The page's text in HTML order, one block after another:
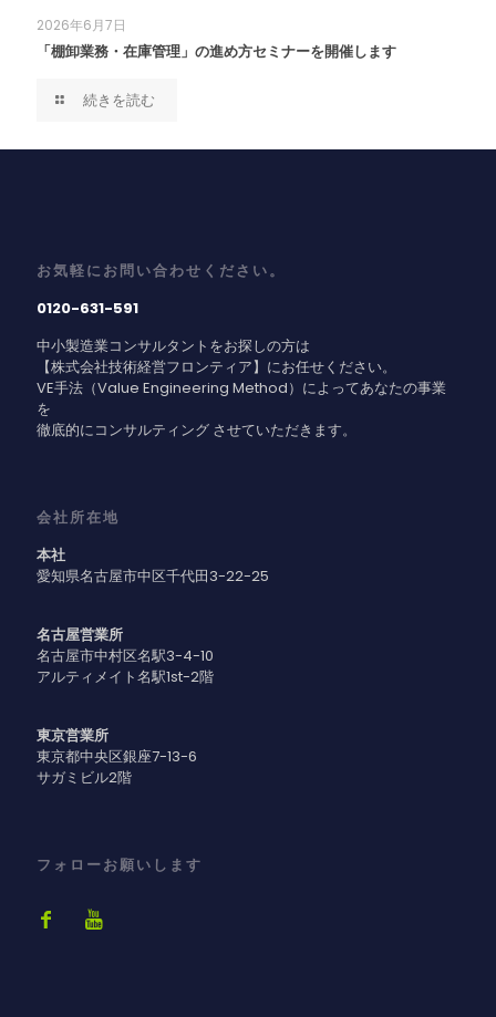
2026年6月7日
「棚卸業務・在庫管理」の進め方セミナーを開催します
続きを読む
お気軽にお問い合わせください。
0120-631-591
中小製造業コンサルタントをお探しの方は
【株式会社技術経営フロンティア】にお任せください。
VE手法（Value Engineering Method）によってあなたの事業
を
徹底的にコンサルティング させていただきます。
会社所在地
本社
愛知県名古屋市中区千代田3-22-25
名古屋営業所
名古屋市中村区名駅3-4-10
アルティメイト名駅1st-2階
東京営業所
東京都中央区銀座7-13-6
サガミビル2階
フォローお願いします